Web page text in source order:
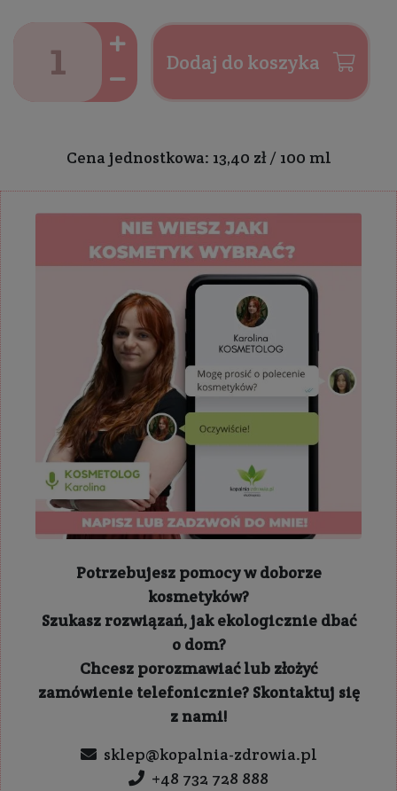
Dodaj do koszyka
Cena jednostkowa: 13,40 zł / 100 ml
Potrzebujesz pomocy w doborze
kosmetyków?
Szukasz rozwiązań, jak ekologicznie dbać
o dom?
Chcesz porozmawiać lub złożyć
zamówienie telefonicznie? Skontaktuj się
z nami!
sklep@kopalnia-zdrowia.pl
+48 732 728 888